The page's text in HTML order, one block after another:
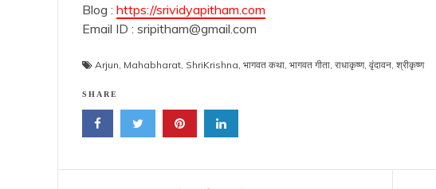
Blog : https://srividyapitham.com
Email ID : sripitham@gmail.com
Arjun, Mahabharat, ShriKrishna, भागवत कथा, भागवत गीता, राधाकृष्ण, वृंदावन, श्रीकृष्ण
SHARE